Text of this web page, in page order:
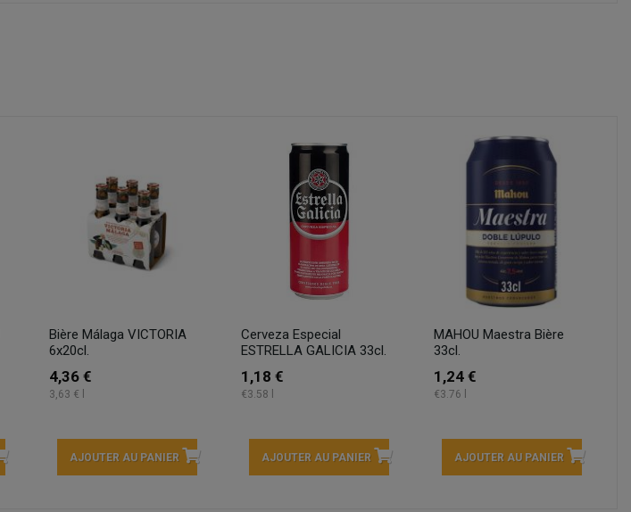
Bière Málaga VICTORIA
6x20cl.
4,36 €
3,63 € l
AJOUTER AU PANIER
Cerveza Especial
ESTRELLA GALICIA 33cl.
1,18 €
€3.58 l
AJOUTER AU PANIER
MAHOU Maestra Bière
33cl.
1,24 €
€3.76 l
AJOUTER AU PANIER